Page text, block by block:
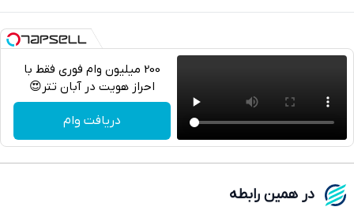
واتساپ
200 میلیون وام فوری فقط با
احراز هویت در آبان تتر😍
دریافت وام
در همین رابطه